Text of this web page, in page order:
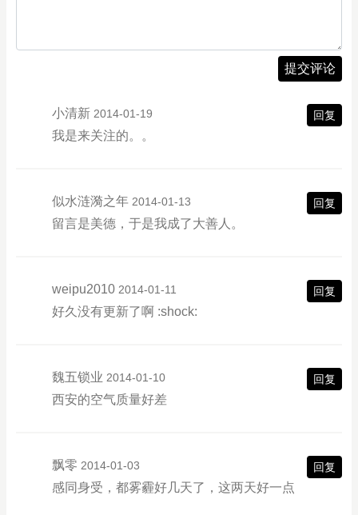
提交评论
小清新 2014-01-19 回复
我是来关注的。。
似水涟漪之年 2014-01-13 回复
留言是美德，于是我成了大善人。
weipu2010 2014-01-11 回复
好久没有更新了啊 :shock:
魏五锁业 2014-01-10 回复
西安的空气质量好差
飘零 2014-01-03 回复
感同身受，都雾霾好几天了，这两天好一点